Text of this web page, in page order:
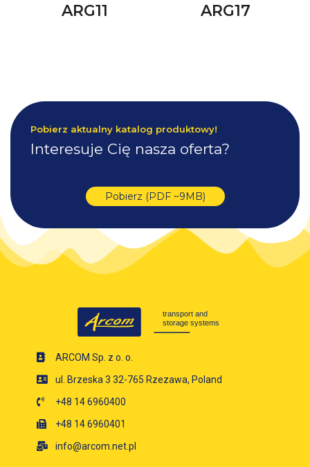
ARG11 ARG17
Pobierz aktualny katalog produktowy!
Interesuje Cię nasza oferta?
Pobierz (PDF ~9MB)
ARCOM Sp. z o. o.
ul. Brzeska 3 32-765 Rzezawa, Poland
+48 14 6960400
+48 14 6960401
info@arcom.net.pl